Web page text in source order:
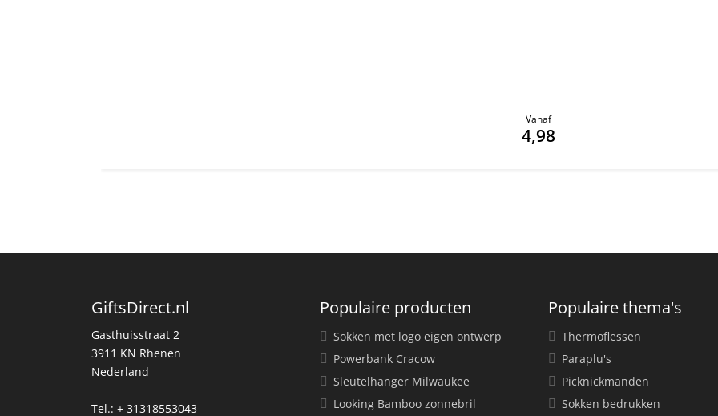
Vanaf
4,98
GiftsDirect.nl
Gasthuisstraat 2
3911 KN Rhenen
Nederland
Tel.: + 31318553043
Populaire producten
Sokken met logo eigen ontwerp
Powerbank Cracow
Sleutelhanger Milwaukee
Looking Bamboo zonnebril
Populaire thema's
Thermoflessen
Paraplu's
Picknickmanden
Sokken bedrukken